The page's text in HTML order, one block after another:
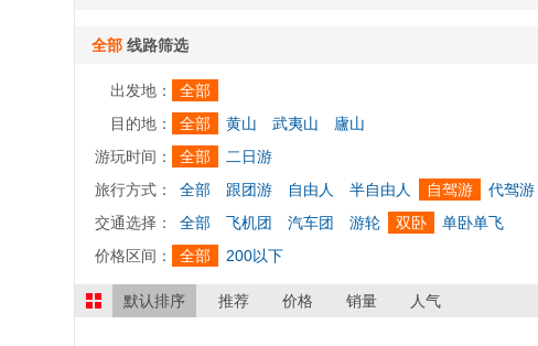
全部 线路筛选
出发地：
全部
目的地：
全部 黄山 武夷山
廬山
游玩时间：
全部
二日游
旅行方式：
全部 跟团游 自由人 半自由人 自驾游
代驾游
交通选择：
全部 飞机团 汽车团 游轮 双卧
单卧单飞
价格区间：
全部 200以下
默认排序 推荐 价格 销量 人气